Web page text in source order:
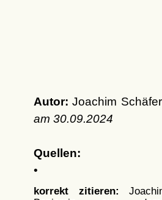
Autor: Joachim
am 30.09.2024
Quellen:
•
korrekt zitieren: